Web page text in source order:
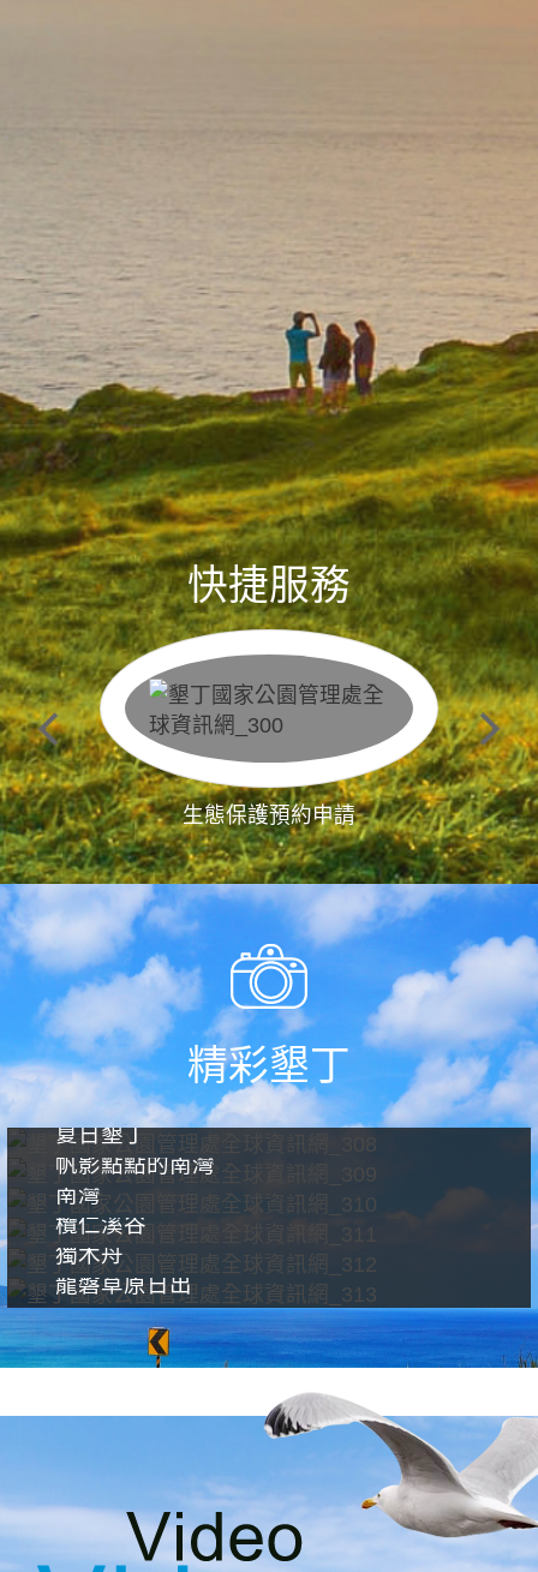
快捷服務
生態保護預約申請
精彩墾丁
夏日墾丁
帆影點點的南灣
南灣
欖仁溪谷
獨木舟
龍磐草原日出